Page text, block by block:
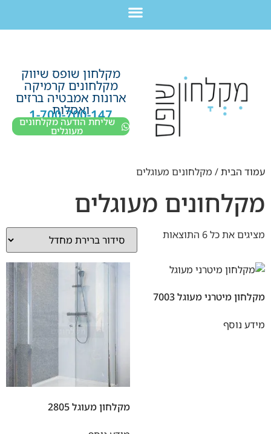
מקלחון שופס שיווק
מקלחונים קרמיקה
ארונות אמבטיה ברזים
ואסלות
1-700-700-147
שליחת הודעה מקלחונים
מעוגלים
עמוד הבית/ מקלחונים מעוגלים
מקלחונים מעוגלים
מציגים את כל ⁦6⁩ התוצאות
מקלחון מיטרני מעוגל 7003
מידע נוסף
מקלחון מעוגל 2805